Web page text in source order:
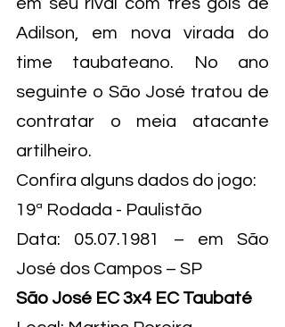
em seu rival com três gols de
Adilson, em nova virada do
time taubateano. No ano
seguinte o São José tratou de
contratar o meia atacante
artilheiro.
Confira alguns dados do jogo:
19ª Rodada - Paulistão
Data: 05.07.1981 – em São
José dos Campos – SP
São José EC 3x4 EC Taubaté